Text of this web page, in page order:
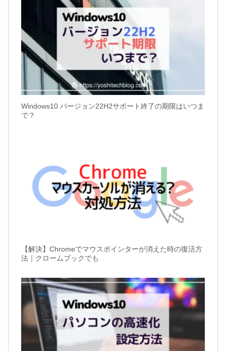
Windows10 バージョン22H2サポート終了の期限はいつま
で？
【解決】Chromeでマウスポインターが消えた時の復活方
法｜クロームブックでも